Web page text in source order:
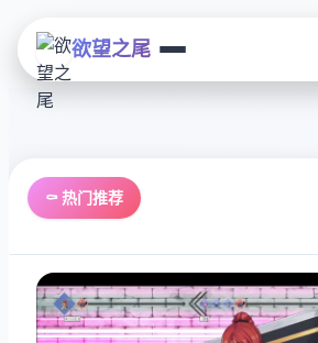
欲望之尾
⚰️ 热门推荐